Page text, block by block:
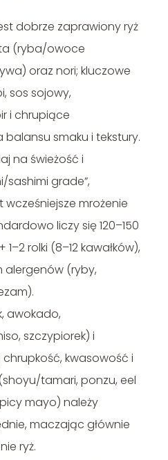
dobrze zaprawiony ryż
(ryba/owoce
oraz nori; kluczowe
sos sojowy,
i chrupiące
smaku i tekstury.
na świeżość i
sashimi grade”,
mrożenie
liczy się 120–150
rolki (8–12 kawałków),
alergenów (ryby,
awokado,
szczypiorek) i
kwasowość i
tamari, ponzu, eel
mayo) należy
maczając głównie
ryż.